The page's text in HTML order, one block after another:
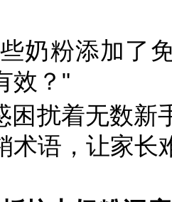
奶粉添加了
效？"
困扰着无数新
术语，让家长